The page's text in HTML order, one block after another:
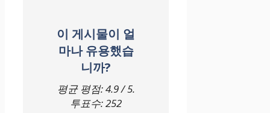
이 게시물이 얼
마나 유용했습
니까?
평균 평점:4.9/ 5.
투표수:252